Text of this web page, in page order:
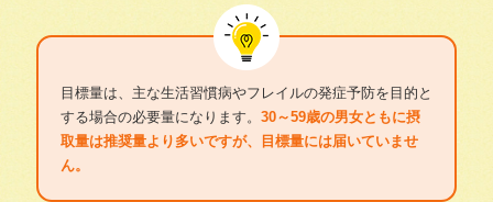
目標量は、主な生活習慣病やフレイルの発症予防を目的と
する場合の必要量になります。 30～59歳の男女ともに摂
取量は推奨量より多いですが、目標量には届いていませ
ん。